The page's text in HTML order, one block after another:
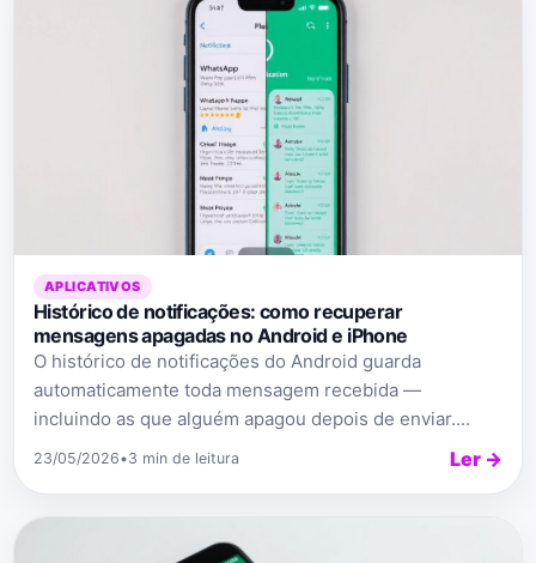
APLICATIVOS
Histórico de notificações: como recuperar
mensagens apagadas no Android e iPhone
O histórico de notificações do Android guarda
automaticamente toda mensagem recebida —
incluindo as que alguém apagou depois de enviar....
23/05/2026•3 min de leitura Ler →